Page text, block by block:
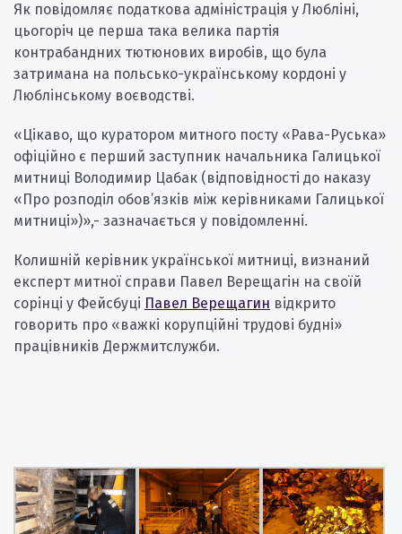
Як повідомляє податкова адміністрація у Любліні,
цьогоріч це перша така велика партія
контрабандних тютюнових виробів, що була
затримана на польсько-українському кордоні у
Люблінському воєводстві.
«Цікаво, що куратором митного посту «Рава-Руська»
офіційно є перший заступник начальника Галицької
митниці Володимир Цабак (відповідності до наказу
«Про розподіл обов’язків між керівниками Галицької
митниці»)»,- зазначається у повідомленні.
Колишній керівник української митниці, визнаний
експерт митної справи Павел Верещагін на своїй
сорінці у Фейсбуці Павел Верещагин відкрито
говорить про «важкі корупційні трудові будні»
працівників Держмитслужби.